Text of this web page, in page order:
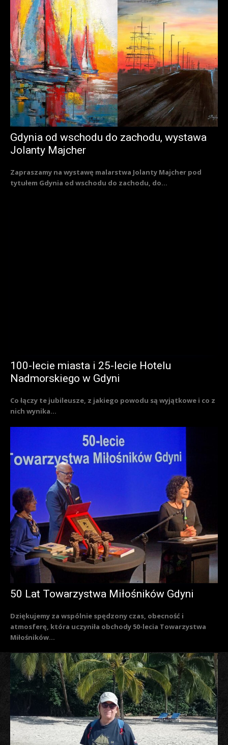
Gdynia od wschodu do zachodu, wystawa
Jolanty Majcher
Zapraszamy na wystawę malarstwa Jolanty Majcher pod
tytułem Gdynia od wschodu do zachodu, do...
100-lecie miasta i 25-lecie Hotelu
Nadmorskiego w Gdyni
Co łączy te jubileusze, z jakiego powodu są wyjątkowe i co z
nich wynika...
50 Lat Towarzystwa Miłośników Gdyni
Dziękujemy za wspólnie spędzony czas, obecność i
atmosferę, która uczyniła obchody 50-lecia Towarzystwa
Miłośników...